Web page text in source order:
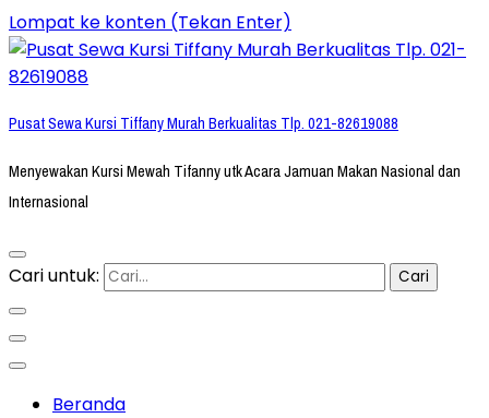
Lompat ke konten (Tekan Enter)
Pusat Sewa Kursi Tiffany Murah Berkualitas Tlp. 021-82619088
Menyewakan Kursi Mewah Tifanny utk Acara Jamuan Makan Nasional dan
Internasional
Cari untuk:
Beranda